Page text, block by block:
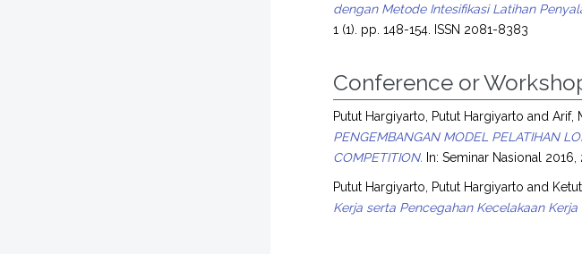
dengan Metode Intesifikasi Latihan
1 (1). pp. 148-154. ISSN 2081-8383
Conference or
Putut Hargiyarto, Putut Hargiyarto andArif,
PENGEMBANGAN MODEL PELATIHAN
COMPETITION. In: Seminar Nasional
Putut Hargiyarto, Putut Hargiyarto and
Kerja serta Pencegahan Kecelakaan